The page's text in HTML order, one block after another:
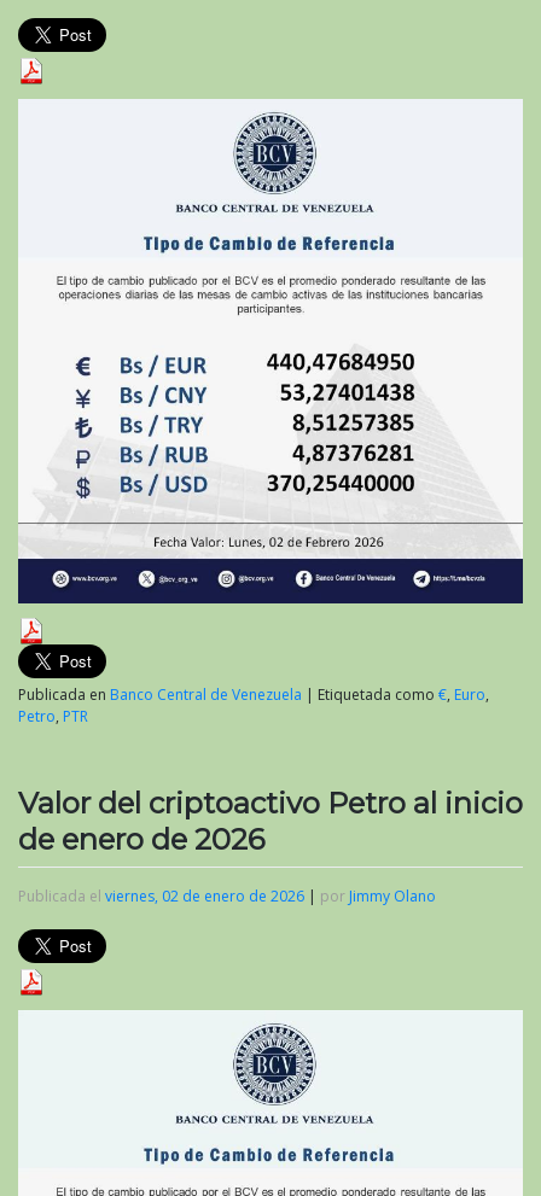
Publicada en Banco Central de Venezuela | Etiquetada como €, Euro,
Petro, PTR
Valor del criptoactivo Petro al inicio
de enero de 2026
Publicada el viernes, 02 de enero de 2026 | por Jimmy Olano